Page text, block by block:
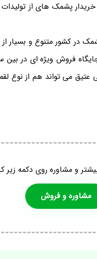
پشمک های از
در کشور متنوع و بسیار از
فروش ویژه ای در بین
می تواند هم از نوع
و مشاوره روی دکمه زیر
مشاوره و فروش